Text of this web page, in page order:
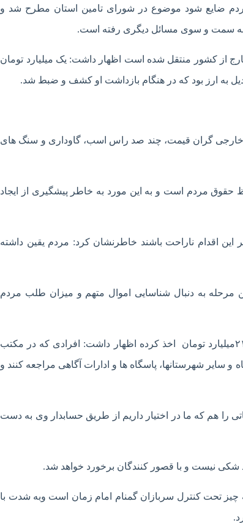
ضایع شود موضوع در شورای تامین استان مطرح شد و
و به سمت و سوی مسائل دیگری رفته است.
از کشور منتقل شده است اظهار داشت: یک میلیارد تومان
شده متهم را شامل ۷۰ دستگاه خودرو خارجی گران قیمت، چند صد راس اسب، گاوداری و سنگ های
مردم است و به این مورد به خاطر پیشگیری از ایجاد
اقدام ناراحت باشند خاطرنشان کرد: مردم یقین داشته
به دنبال شناسایی اموال متهم و میزان طلب مردم
دادستان کرمانشاه با بیان این که متهم از ۲۰هزار نفر تا کنون حدود ۲۱۸میلیارد تومان اخذ کرده اظهار داشت: افرادی که در مکتب
گذاشته اند به کلانتری های ۱۶گانه کرمانشاه و سایر شهرستانها، پاسگاه ها و ادارات آگاهی مراجعه کنند و
را هم که ما در اختیار داریم از طریق حسابدار وی به دست
شکی نیست و با قصور کنندگان برخورد خواهد شد.
تحت کنترل سربازان گمنام امام زمان است وبه شدت با